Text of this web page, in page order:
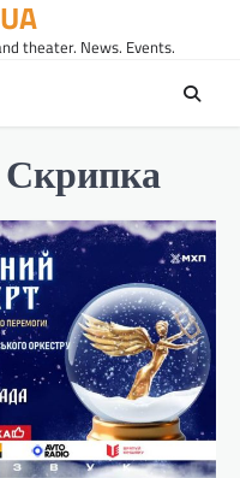
theater. News. Events.